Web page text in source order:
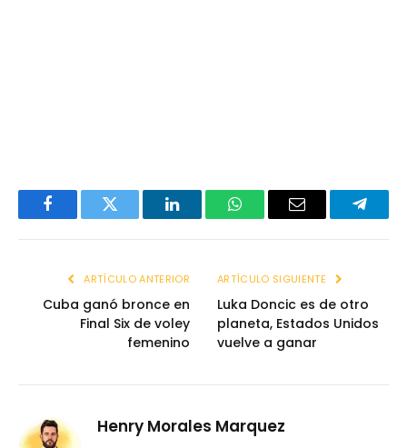
FacebookTwitter LinkedInWhatsAppEmail
ARTÍCULO ANTERIOR
Cuba ganó bronce en
Final Six de voley
femenino
ARTÍCULO SIGUIENTE
Luka Doncic es de otro
planeta, Estados Unidos
vuelve a ganar
Henry Morales Marquez